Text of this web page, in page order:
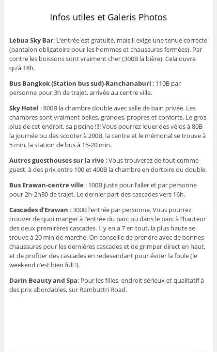
Infos utiles et Galeris Photos
Lebua Sky Bar: L’entrée est gratuite, mais il exige une tenue correcte
(pantalon obligatoire pour les hommes et chaussures fermées). Par
contre les boissons sont vraiment cher (300B la bière). Cela ouvre
qu’à 18h.
Bus Bangkok (Station bus sud)-Ranchanaburi : 110B par
personne pour 3h de trajet, arrivée au centre ville.
Sky Hotel : 800B la chambre double avec salle de bain privée. Les
chambres sont vraiment belles, grandes, propres et conforts. Le gros
plus de cet endroit, sa piscine !!!! Vous pourrez louer des vélos à 80B
la journée ou des scooter à 200B, la centre et le mémorial se trouve à
5 min, la station de bus à 15-20 min.
Autres guesthouses sur la rive : Vous trouverez de tout comme
guest, à des prix entre 100 et 400B la chambre en dortoire ou double.
Bus Erawan-centre ville : 100B juste pour l’aller et par personne
pour 2h-2h30 de trajet. Le dernier part des cascades vers 16h.
Cascades d’Erawan : 300B l’entrée par personne. Vous pourrez
trouver de quoi manger à l’entrée du parc ou dans le parc à l’hauteur
des deux premirères cascades. Il y en a 7 en tout, la plus haute se
trouve à 20 min de marche. On conseille de prendre avec de bonnes
chaussures pour les dernières cascades et de grimper direct en haut,
et de profiter des cascades en redesendant pour éviter la foule (le
weekend c’est bien full !).
Darin Beauty and Spa: Pour les filles, endroit sérieux et qualitatif à
des prix abordables, sur Rambuttri Road.